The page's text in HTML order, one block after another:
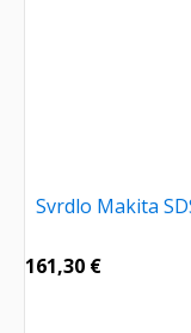
Svrdlo Makita
161,30 €